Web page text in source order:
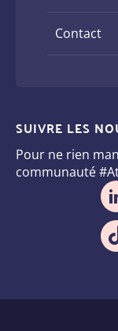
Contact
SUIVRE LES
Pour ne rien
communauté